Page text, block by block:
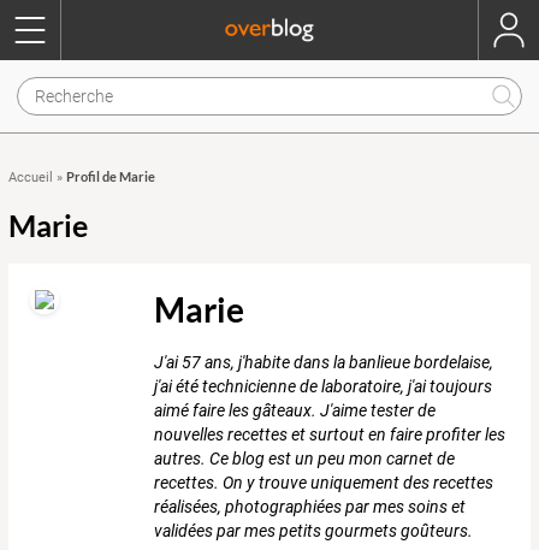
Accueil » Profil de Marie
Marie
Marie
J'ai 57 ans, j'habite dans la banlieue bordelaise,
j'ai été technicienne de laboratoire, j'ai toujours
aimé faire les gâteaux. J'aime tester de
nouvelles recettes et surtout en faire profiter les
autres. Ce blog est un peu mon carnet de
recettes. On y trouve uniquement des recettes
réalisées, photographiées par mes soins et
validées par mes petits gourmets goûteurs.